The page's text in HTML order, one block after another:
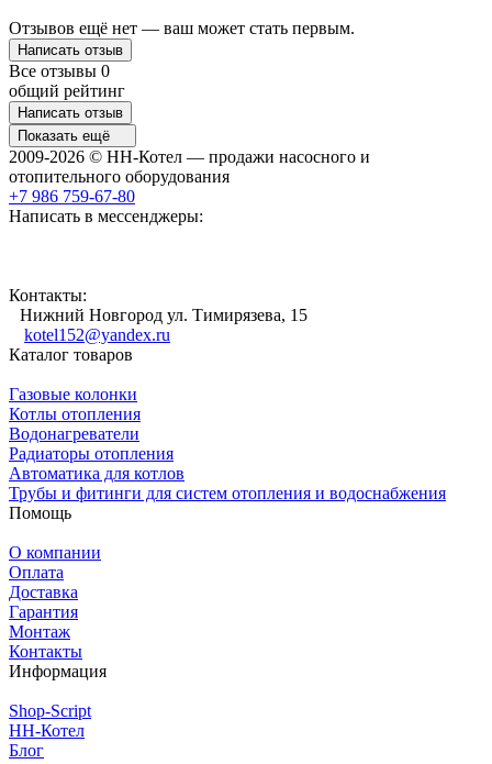
Отзывов ещё нет — ваш может стать первым.
Написать отзыв
Все отзывы 0
общий рейтинг
Написать отзыв
Показать ещё
2009-2026 © НН-Котел — продажи насосного и
отопительного оборудования
+7 986 759-67-80
Написать в мессенджеры:
Контакты:
Нижний Новгород ул. Тимирязева, 15
kotel152@yandex.ru
Каталог товаров
Газовые колонки
Котлы отопления
Водонагреватели
Радиаторы отопления
Автоматика для котлов
Трубы и фитинги для систем отопления и водоснабжения
Помощь
О компании
Оплата
Доставка
Гарантия
Монтаж
Контакты
Информация
Shop-Script
НН-Котел
Блог